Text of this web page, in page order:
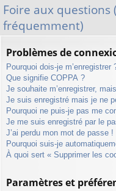
ra
pi
m
Foire aux questions
fréquemment)
Problèmes de
Pourquoi dois-je m’enregistrer
Que signifie COPPA ?
Je souhaite m’enregistrer,
Je suis enregistré mais je ne
Pourquoi ne puis-je pas me
Je me suis enregistré par le
J’ai perdu mon mot de passe !
Pourquoi suis-je
À quoi sert « Supprimer les
Paramètres et